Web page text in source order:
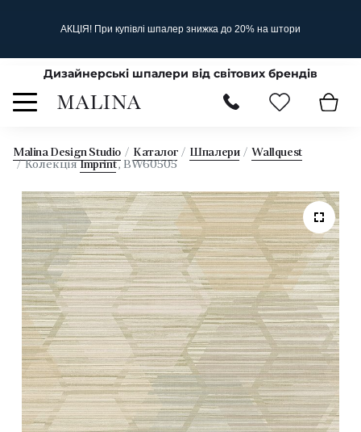
АКЦІЯ! При купівлі шпалер знижка до 20% на штори
Дизайнерські шпалери від світових брендів
Malina Design Studio Каталог Шпалери
Wallquest
Колекція Imprint, BW60505